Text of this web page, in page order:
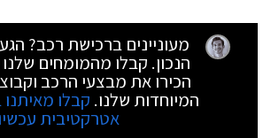
מעוניינים ברכישת רכב?
הנכון. קבלו מהמומחים שלנו
הכירו את מבצעי הרכב
המיוחדות שלנו. קבלו
אטרקטיבית